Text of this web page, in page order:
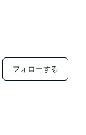
フォローする